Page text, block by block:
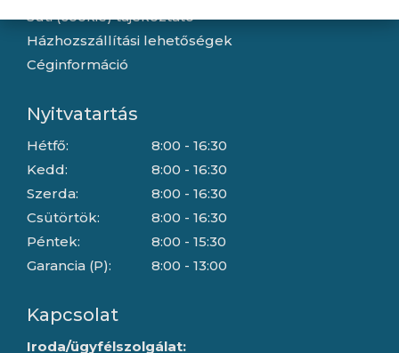
Süti (cookie) tájékoztató
Házhozszállítási lehetőségek
Céginformáció
Nyitvatartás
Hétfő:
Kedd:
Szerda:
Csütörtök:
Péntek:
Garancia (P):
8:00 - 16:30
8:00 - 16:30
8:00 - 16:30
8:00 - 16:30
8:00 - 15:30
8:00 - 13:00
Kapcsolat
Iroda/ügyfélszolgálat: